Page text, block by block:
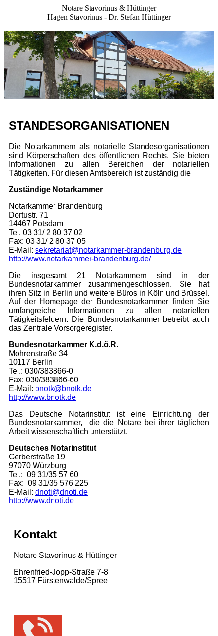
Notare Stavorinus & Hüttinger
Hagen Stavorinus - Dr. Stefan Hüttinger
STANDESORGANISATIONEN
Die Notarkammern als notarielle Standesorganisationen
sind Körperschaften des öffentlichen Rechts. Sie bieten
In­for­ma­tion­en zu allen Bereichen der notariellen
Tätigkeiten. Für diesen Amtsbereich ist zuständig die
Zuständige Notarkammer
Notarkammer Brandenburg
Dortustr. 71
14467 Potsdam
Tel. 03 31/ 2 80 37 02
Fax: 03 31/ 2 80 37 05
E-Mail: sekretariat@notarkammer-brandenburg.de
http://www.notarkammer-brandenburg.de/
Die insgesamt 21 Notarkammern sind in der
Bundesnotarkammer zusammengeschlossen. Sie hat
ihren Sitz in Berlin und weitere Büros in Köln und Brüssel.
Auf der Homepage der Bundesnotarkammer finden Sie
um­fang­rei­che Informationen zu allen notariellen
Tätigkeitsfeldern. Die Bundesnotarkammer betreibt auch
das Zentrale Vorsorgeregister.
Bundesnotarkammer K.d.ö.R.
Mohrenstraße 34
10117 Berlin
Tel.: 030/383866-0
Fax: 030/383866-60
E-Mail: bnotk@bnotk.de
http://www.bnotk.de
Das Deutsche Notarinstitut ist eine Einrichtung der
Bundesnotarkammer, die die Notare bei ihrer täglichen
Arbeit wis­sen­schaft­lich unterstützt.
Deutsches Notarinstitut
Gerberstraße 19
97070 Würzburg
Tel.: 09 31/35 57 60
Fax: 09 31/35 576 225
E-Mail: dnoti@dnoti.de
http://www.dnoti.de
Kontakt
Notare Stavorinus & Hüttinger
Ehrenfried-Jopp-Straße 7-8
15517 Fürsten­walde/­Spree